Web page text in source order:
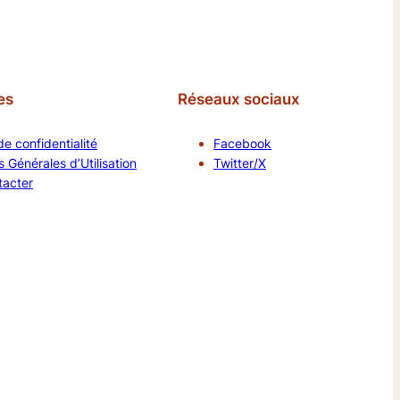
confidentialité
Générales d’Utilisation
Réseaux sociaux
Facebook
Twitter/X